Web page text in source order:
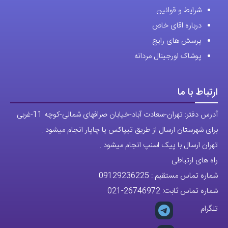
شرایط و قوانین
درباره اقای خاص
پرسش های رایج
پوشاک اورجینال مردانه
ارتباط با ما
آدرس دفتر: تهران-سعادت آباد-خیابان صرافهای شمالی-کوچه 11-غربی
برای شهرستان ارسال از طریق تیپاکس یا چاپار انجام میشود .
تهران ارسال با پیک اسنپ انجام میشود .
راه های ارتباطی
شماره تماس مستقیم : 09129236225
شماره تماس ثابت: 26746972
-021
تلگرام